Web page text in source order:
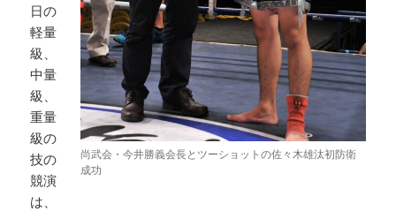
尚武会・今井勝義会長とツーショットの佐々木雄汰初防衛
成功
日の
軽量
級、
中量
級、
重量
級の
技の
競演
は、